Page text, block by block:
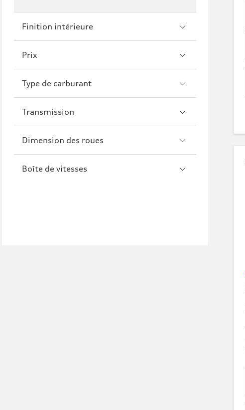
S7
A8
R8
Finition intérieure
Prix
Type de carburant
Transmission
Dimension des roues
Boîte de vitesses